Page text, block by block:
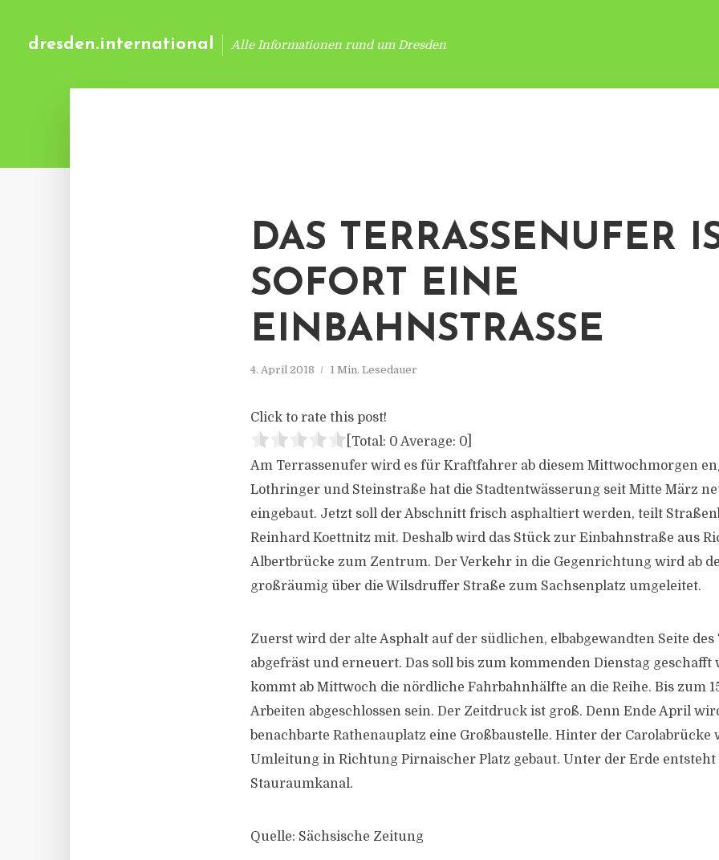
dresden.international Alle Informationen rund um Dresden
DAS TERRASSENUFER
SOFORT EINE
EINBAHNSTRASSE
4. April 2018 1 Min. Lesedauer
Click to rate this post!
[Total: 0 Average: 0
Am Terrassenufer wird es für Kraftfahrer ab diesem Mittwochmorgen
Lothringer und Steinstraße hat die Stadtentwässerung seit Mitte März
eingebaut. Jetzt soll der Abschnitt frisch asphaltiert werden, teilt
Reinhard Koettnitz mit. Deshalb wird das Stück zur Einbahnstraße aus
Albertbrücke zum Zentrum. Der Verkehr in die Gegenrichtung wird ab
großräumig über die Wilsdruffer Straße zum Sachsenplatz umgeleitet.
Zuerst wird der alte Asphalt auf der südlichen, elbabgewandten Seite
abgefräst und erneuert. Das soll bis zum kommenden Dienstag geschafft
kommt ab Mittwoch die nördliche Fahrbahnhälfte an die Reihe. Bis zum
Arbeiten abgeschlossen sein. Der Zeitdruck ist groß. Denn Ende April
benachbarte Rathenauplatz eine Großbaustelle. Hinter der Carolabrücke
Umleitung in Richtung Pirnaischer Platz gebaut. Unter der Erde entsteht
Stauraumkanal.
Quelle: Sächsische Zeitung